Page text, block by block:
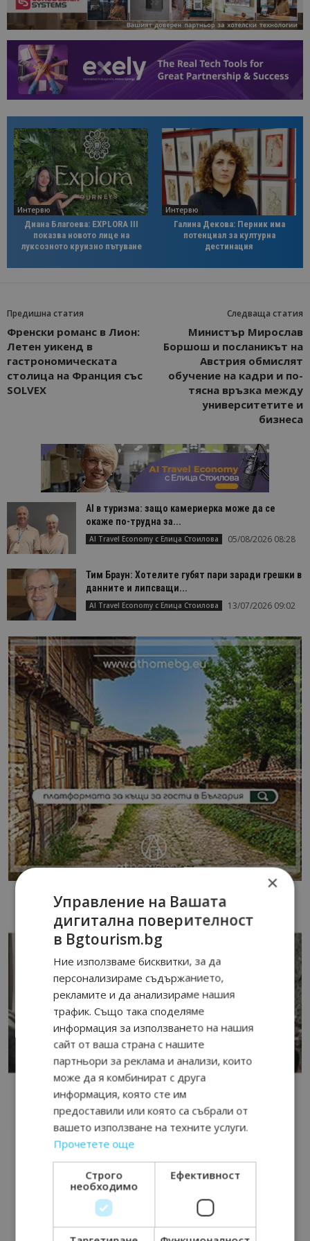
Интервю
Диана Благоева: EXPLORA III
показва новото лице на
луксозното круизно пътуване
Интервю
Галина Декова: Перник има
потенциал за културна
дестинация
Предишна статия
Френски романс в Лион:
Летен уикенд в
гастрономическата
столица на Франция със
SOLVEX
Следваща статия
Министър Мирослав
Боршош и посланикът на
Австрия обмислят
обучение на кадри и по-
тясна връзка между
университетите и
бизнеса
AI в туризма: защо камериерка може да се
окаже по-трудна за...
AI Travel Economy с Елица Стоилова 05/08/2026 08:28
Тим Браун: Хотелите губят пари заради грешки в
данните и липсващи...
AI Travel Economy с Елица Стоилова 13/07/2026 09:02
×
Управление на Вашата
дигитална поверителност
в Bgtourism.bg
Ние използваме бисквитки, за да
персонализираме съдържанието,
рекламите и да анализираме нашия
трафик. Също така споделяме
информация за използването на нашия
сайт от ваша страна с нашите
партньори за реклама и анализи, които
може да я комбинират с друга
информация, която сте им
предоставили или която са събрали от
вашето използване на техните услуги.
Прочетете още
Строго
необходимо
Ефективност